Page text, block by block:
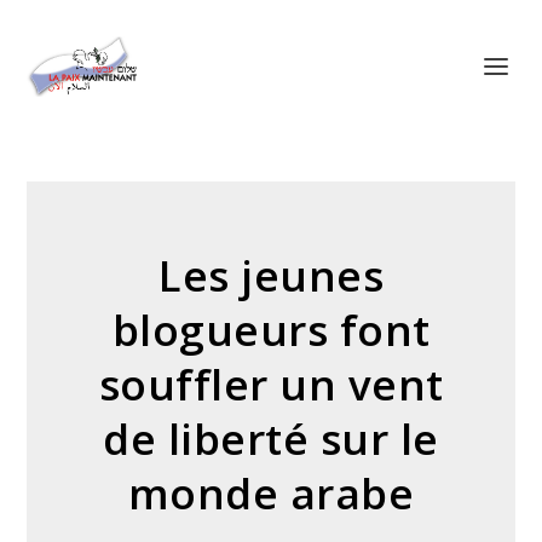
Les jeunes
blogueurs font
souffler un vent
de liberté sur le
monde arabe